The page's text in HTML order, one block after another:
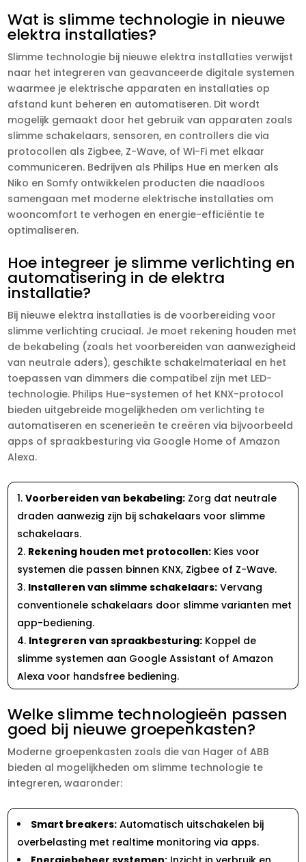
Wat is slimme technologie in nieuwe
elektra installaties?
Slimme technologie bij nieuwe elektra installaties verwijst
naar het integreren van geavanceerde digitale systemen
waarmee je elektrische apparaten en installaties op
afstand kunt beheren en automatiseren.​ Dit wordt
mogelijk gemaakt door het gebruik van apparaten zoals
slimme schakelaars, sensoren, en controllers die via
protocollen als Zigbee, Z-Wave, of Wi-Fi met elkaar
communiceren.​ Bedrijven als Philips Hue en merken als
Niko en Somfy ontwikkelen producten die naadloos
samengaan met moderne elektrische installaties om
wooncomfort te verhogen en energie-efficiëntie te
optimaliseren.​
Hoe integreer je slimme verlichting en
automatisering in de elektra
installatie?
Bij nieuwe elektra installaties is de voorbereiding voor
slimme verlichting cruciaal.​ Je moet rekening houden met
de bekabeling (zoals het voorbereiden van aanwezigheid
van neutrale aders), geschikte schakelmateriaal en het
toepassen van dimmers die compatibel zijn met LED-
technologie.​ Philips Hue-systemen of het KNX-protocol
bieden uitgebreide mogelijkheden om verlichting te
automatiseren en scenerieën te creëren via bijvoorbeeld
apps of spraakbesturing via Google Home of Amazon
Alexa.​
Voorbereiden van bekabeling: Zorg dat neutrale
draden aanwezig zijn bij schakelaars voor slimme
schakelaars.​
Rekening houden met protocollen: Kies voor
systemen die passen binnen KNX, Zigbee of Z-Wave.​
Installeren van slimme schakelaars: Vervang
conventionele schakelaars door slimme varianten met
app-bediening.​
Integreren van spraakbesturing: Koppel de
slimme systemen aan Google Assistant of Amazon
Alexa voor handsfree bediening.​
Welke slimme technologieën passen
goed bij nieuwe groepenkasten?
Moderne groepenkasten zoals die van Hager of ABB
bieden al mogelijkheden om slimme technologie te
integreren, waaronder:
Smart breakers: Automatisch uitschakelen bij
overbelasting met realtime monitoring via apps.​